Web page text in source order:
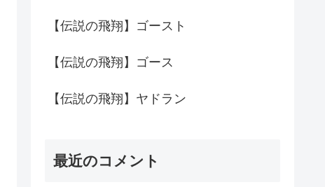
【伝説の飛翔】ゴースト
【伝説の飛翔】ゴース
【伝説の飛翔】ヤドラン
最近のコメント